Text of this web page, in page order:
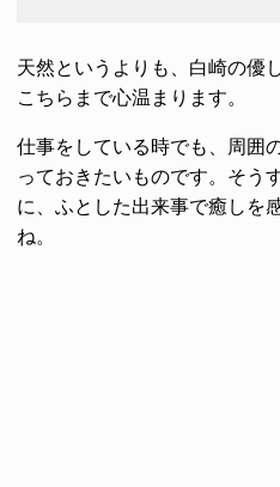
天然というよりも、白崎の優
こちらまで心温まります。
仕事をしている時でも、周囲
っておきたいものです。そう
に、ふとした出来事で癒しを
ね。